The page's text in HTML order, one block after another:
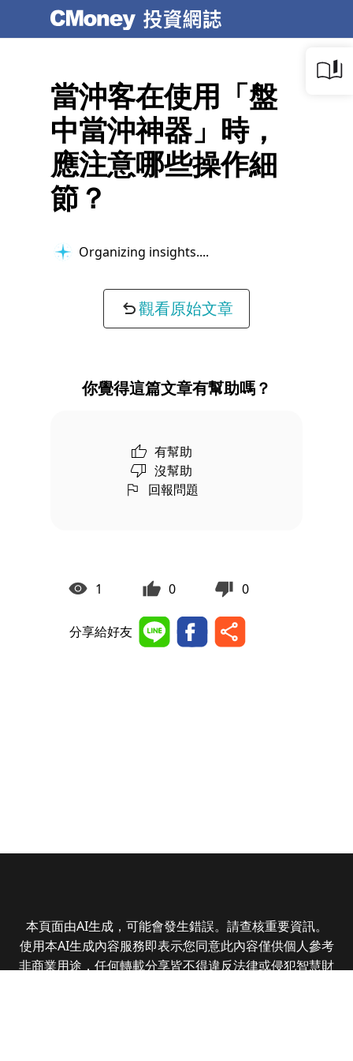
當沖客在使用「盤
中當沖神器」時，
應注意哪些操作細
節？
Organizing insights...
觀看原始文章
你覺得這篇文章有幫助嗎？
有幫助
沒幫助
回報問題
1 0 0
分享給好友
本頁面由AI生成，可能會發生錯誤。請查核重要資訊。
使用本AI生成內容服務即表示您同意此內容僅供個人參考
非商業用途，任何轉載分享皆不得違反法律或侵犯智慧財